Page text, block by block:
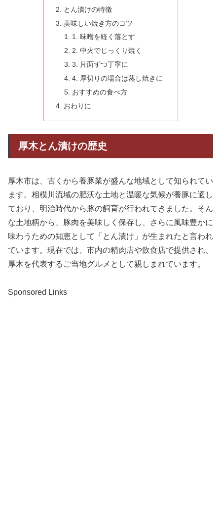
とん漬けの特徴
美味しい焼き方のコツ
1. 味噌を軽く落とす
2. 中火でじっくり焼く
3. 片面ずつ丁寧に
4. 厚切りの場合は蒸し焼きに
おすすめの食べ方
おわりに
厚木とん漬けの歴史
厚木市は、古くから養豚業が盛んな地域として知られてい
ます。相模川流域の肥沃な土地と温暖な気候が養豚に適し
ており、明治時代から豚の飼育が行われてきました。そん
な土地柄から、豚肉を美味しく保存し、さらに風味豊かに
味わうための知恵として「とん漬け」が生まれたと言われ
ています。現在では、市内の精肉店や飲食店で提供され、
厚木を代表するご当地グルメとして親しまれています。
Sponsored Links